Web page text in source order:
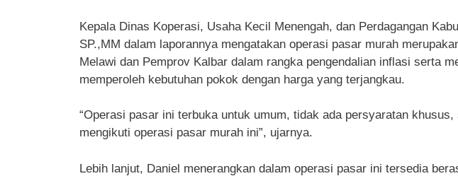
Kepala Dinas Koperasi, Usaha Kecil Menengah, dan Perdagangan
SP.,MM dalam laporannya mengatakan operasi pasar murah
Melawi dan Pemprov Kalbar dalam rangka pengendalian inflasi serta
memperoleh kebutuhan pokok dengan harga yang terjangkau.
“Operasi pasar ini terbuka untuk umum, tidak ada persyaratan
mengikuti operasi pasar murah ini”, ujarnya.
Lebih lanjut, Daniel menerangkan dalam operasi pasar ini tersedia